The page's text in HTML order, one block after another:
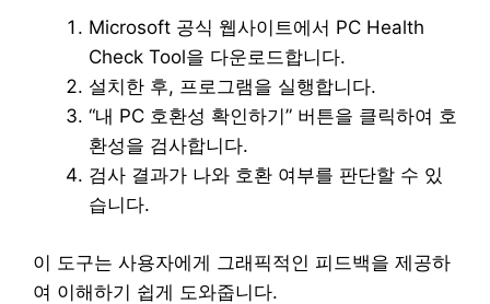
Microsoft 공식 웹사이트에서 PC Health
Check Tool을 다운로드합니다.
설치한 후, 프로그램을 실행합니다.
“내 PC 호환성 확인하기” 버튼을 클릭하여 호
환성을 검사합니다.
검사 결과가 나와 호환 여부를 판단할 수 있
습니다.
이 도구는 사용자에게 그래픽적인 피드백을 제공하
여 이해하기 쉽게 도와줍니다.